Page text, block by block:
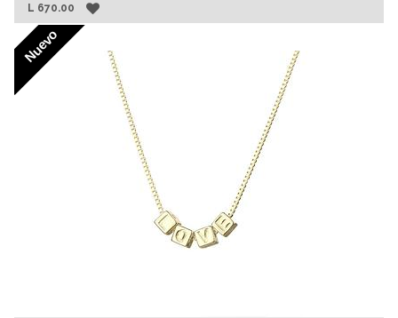
L 670.00
Nuevo